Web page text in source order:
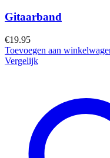
Gitaarband
€19.95
Toevoegen aan
Vergelijk